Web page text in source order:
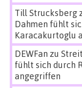
Till Strucksberg
Dahmen fühlt
Karacakurtoglu
DEWFan zu
fühlt sich durch
angegriffen